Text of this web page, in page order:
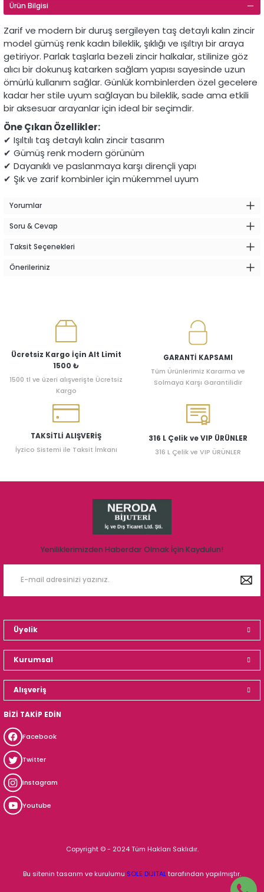
Ürün Bilgisi
Zarif ve modern bir duruş sergileyen taş detaylı kalın zincir
model gümüş renk kadın bileklik, şıklığı ve ışıltıyı bir araya
getiriyor. Parlak taşlarla bezeli zincir halkalar, stilinize göz
alıcı bir dokunuş katarken sağlam yapısı sayesinde uzun
ömürlü kullanım sağlar. Günlük kombinlerden özel gecelere
kadar her stile uyum sağlayan bu bileklik, sade ama etkili
bir aksesuar arayanlar için ideal bir seçimdir.
Öne Çıkan Özellikler:
✔ Işıltılı taş detaylı kalın zincir tasarım
✔ Gümüş renk modern görünüm
✔ Dayanıklı ve paslanmaya karşı dirençli yapı
✔ Şık ve zarif kombinler için mükemmel uyum
Yorumlar
Soru & Cevap
Taksit Seçenekleri
Önerileriniz
Ücretsiz Kargo İçin Alt Limit
1500 ₺
1500 tl ve üzeri alışverişte Ücretsiz
Kargo
GARANTİ KAPSAMI
Tüm Ürünlerimiz Kararma ve
Solmaya Karşı Garantilidir
TAKSİTLİ ALIŞVERİŞ
İyzico Sistemi ile Taksit İmkanı
316 L Çelik ve VIP ÜRÜNLER
316 L Çelik ve VIP ÜRÜNLER
Yeniliklerimizden Haberdar Olmak İçin Kaydulun!
Üyelik
Kurumsal
Alışveriş
BİZİ TAKİP EDİN
Facebook
Twitter
Instagram
Youtube
Copyright © - 2024 Tüm Hakları Saklıdır.
Bu sitenin tasarım ve kurulumu SOLE DIJITALtarafından yapılmıştır.